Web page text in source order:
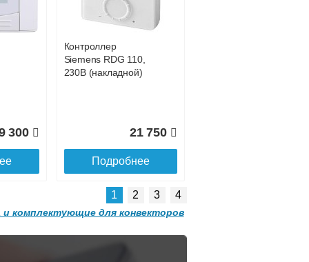
Подробнее
GRILL.SGW-20-
1200 орех
Подробнее
Конвектор
300
Контроллер
Siemens RDG 110,
230В (накладной)
21 750
Подробнее
1 2 3 4
комплектующие для конвекторов